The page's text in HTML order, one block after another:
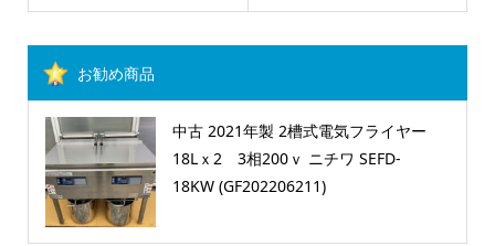
お勧め商品
中古 2021年製 2槽式電気フライヤー
18Lｘ2 3相200ｖ ニチワ SEFD-
18KW (GF202206211)